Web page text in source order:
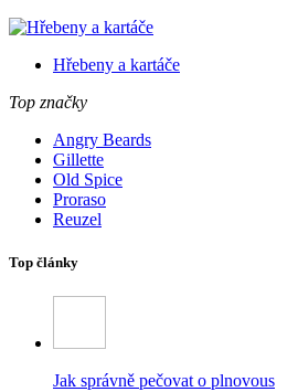
Hřebeny a kartáče
Top značky
Angry Beards
Gillette
Old Spice
Proraso
Reuzel
Top články
Jak správně pečovat o plnovous